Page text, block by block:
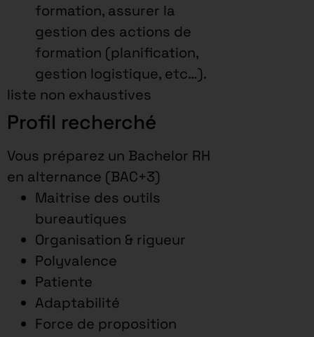
formation, assurer la
gestion des actions de
formation (planification,
gestion logistique, etc…).
liste non exhaustives
Profil recherché
Vous préparez un Bachelor RH
en alternance (BAC+3)
Maitrise des outils
bureautiques
Organisation & rigueur
Polyvalence
Patiente
Adaptabilité
Force de proposition